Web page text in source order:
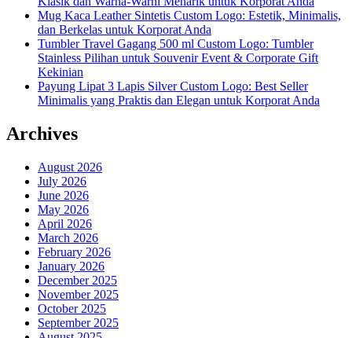
Mug Kaca Leather Sintetis Custom Logo: Estetik, Minimalis,
dan Berkelas untuk Korporat Anda
Tumbler Travel Gagang 500 ml Custom Logo: Tumbler
Stainless Pilihan untuk Souvenir Event & Corporate Gift
Kekinian
Payung Lipat 3 Lapis Silver Custom Logo: Best Seller
Minimalis yang Praktis dan Elegan untuk Korporat Anda
Archives
August 2026
July 2026
June 2026
May 2026
April 2026
March 2026
February 2026
January 2026
December 2025
November 2025
October 2025
September 2025